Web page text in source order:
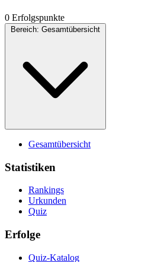
0 Erfolgspunkte
Bereich: Gesamtübersicht
Gesamtübersicht
Statistiken
Rankings
Urkunden
Quiz
Erfolge
Quiz-Katalog